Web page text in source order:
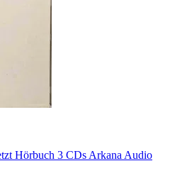
Hörbuch 3 CDs Arkana Audio